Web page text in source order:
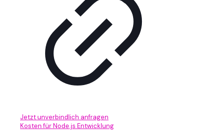
Jetzt unverbindlich anfragen
Kosten für Node.js Entwicklung